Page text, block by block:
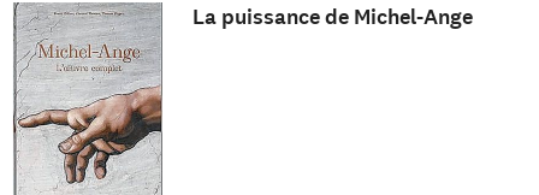
La puissance de Michel-Ange